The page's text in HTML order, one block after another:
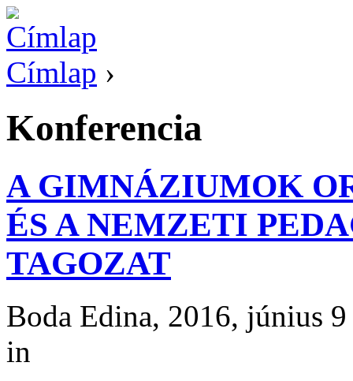
Címlap ›
Konferencia
A GIMNÁZIUMOK
ÉS A NEMZETI
TAGOZAT
Boda Edina, 2016, június
in